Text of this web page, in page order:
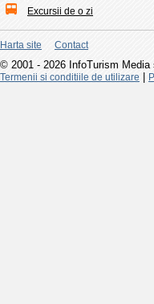
Excursii de o zi
Harta site Contact
© 2001 - 2026 InfoTurism Media
Termenii si conditiile de utilizare